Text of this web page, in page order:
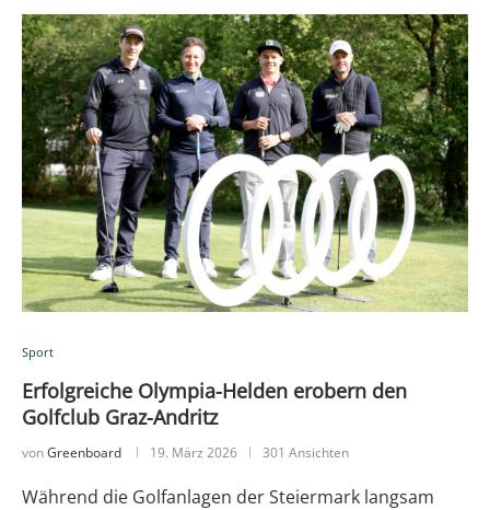
Sport
Erfolgreiche Olympia-Helden erobern den
Golfclub Graz-Andritz
vonGreenboard 19. März 2026 301 Ansichten
Während die Golfanlagen der Steiermark langsam